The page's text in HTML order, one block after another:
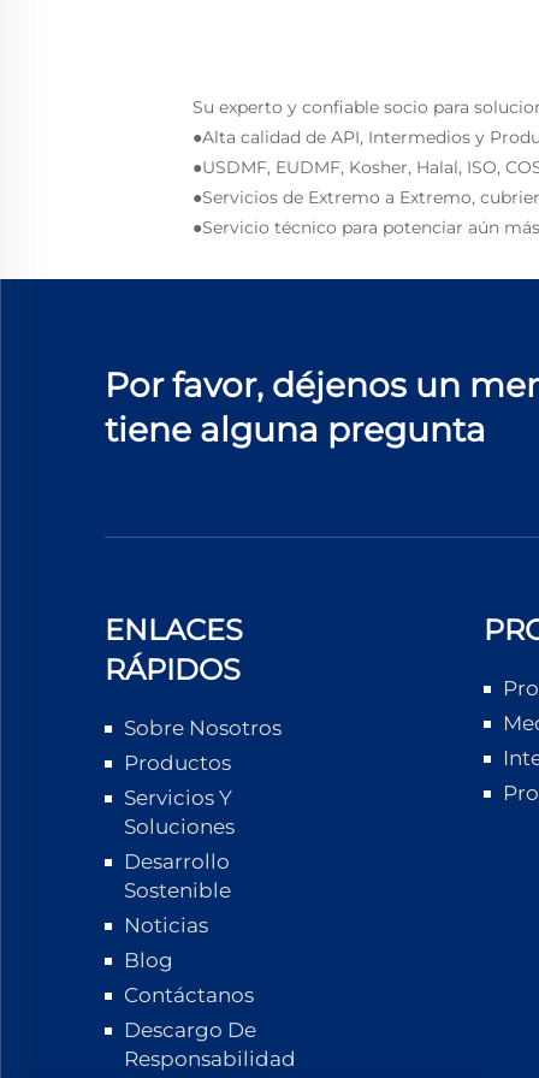
Su experto y confiable socio para
●Alta calidad de API, Intermedios y
●USDMF, EUDMF, Kosher, Halal, ISO,
●Servicios de Extremo a Extremo,
●Servicio técnico para potenciar aún
Por favor, déjenos un
tiene alguna pregunta
ENLACES
RÁPIDOS
Sobre Nosotros
Productos
Servicios Y
Soluciones
Desarrollo
Sostenible
Noticias
Blog
Contáctanos
Descargo De
Responsabilidad